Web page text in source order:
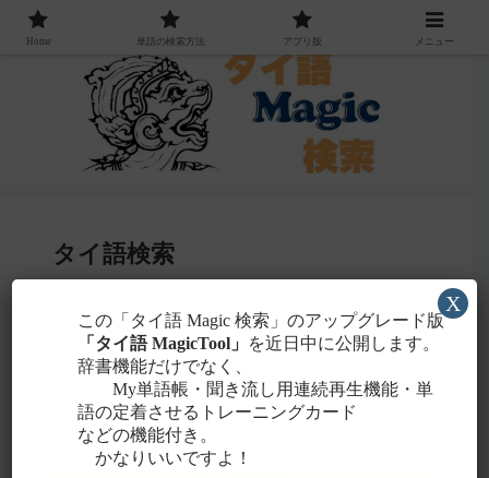
タイ語検索
・聞こえたタイ語を一番近いと感じるローマ字
に置き換えて検索！
タイ文字での検索も含め、詳しくはこちら。
Home 単語の検索方法 アプリ版 メニュー
この「タイ語 Magic 検索」のアップグレード版
「タイ語 MagicTool」
を近日中に公開します。
辞書機能だけでなく、
My単語帳・聞き流し用連続再生機能・単
語の定着させるトレーニングカード
などの機能付き。
かなりいいですよ！
X